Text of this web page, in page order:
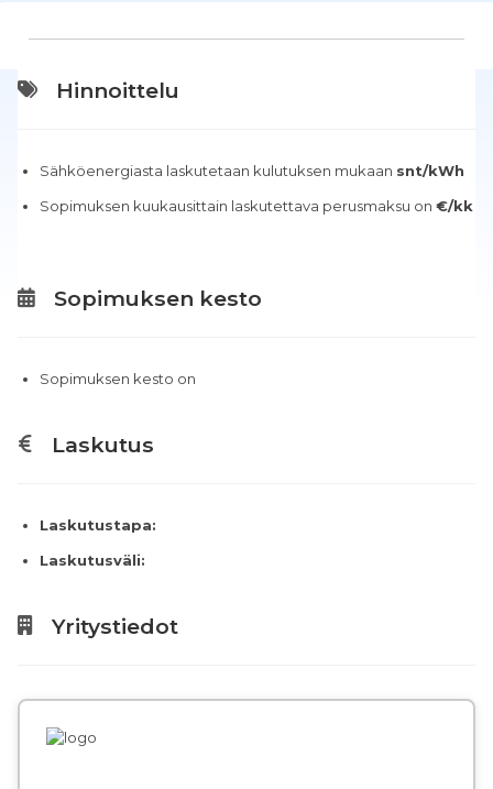
Hinnoittelu
Sähköenergiasta laskutetaan kulutuksen mukaan snt/kWh
Sopimuksen kuukausittain laskutettava perusmaksu on €/kk
Sopimuksen kesto
Sopimuksen kesto on
Laskutus
Laskutustapa:
Laskutusväli:
Yritystiedot